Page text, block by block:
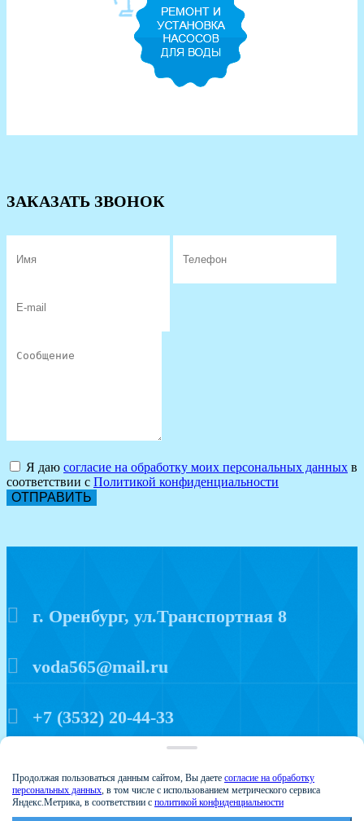
ЗАКАЗАТЬ ЗВОНОК
Я даю согласие на обработку моих персональных данных в
соответствии с Политикой конфиденциальности
ОТПРАВИТЬ
г. Оренбург, ул.Транспортная 8
voda565@mail.ru
+7 (3532) 20-44-33
Продолжая пользоваться данным сайтом, Вы даете согласие на обработку
персональных данных, в том числе с использованием метрического сервиса
Яндекс.Метрика, в соответствии с политикой конфиденциальности